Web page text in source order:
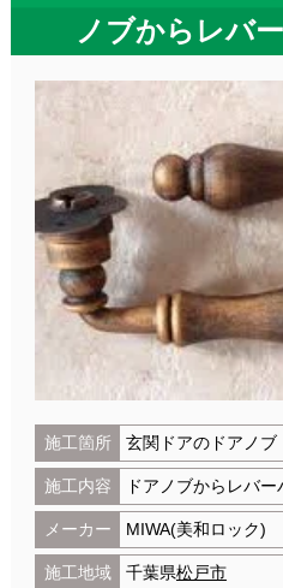
ノブからレバ
施工箇所 玄関ドアのドアノブ
施工内容 ドアノブからレバ
メーカー MIWA(美和ロック)
施工地域 千葉県松戸市